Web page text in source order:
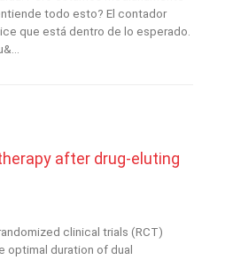
todo esto? El contador
que está dentro de lo esperado.
after drug-eluting
clinical trials (RCT)
optimal duration of dual